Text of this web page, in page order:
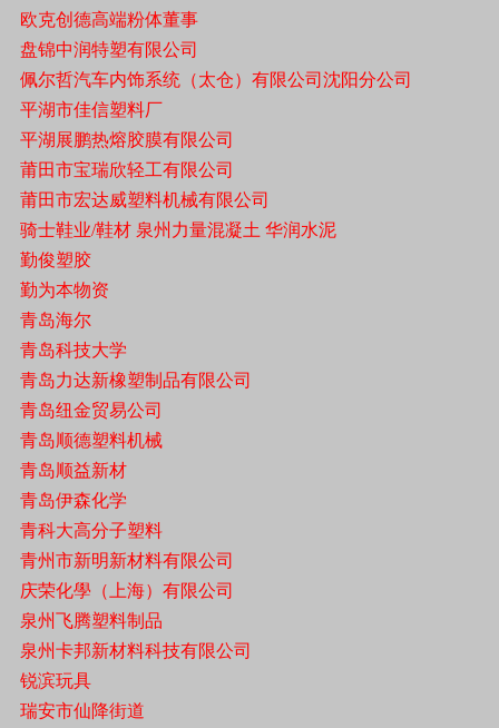
欧克创德高端粉体董事
盘锦中润特塑有限公司
佩尔哲汽车内饰系统（太仓）有限公司沈阳分公司
平湖市佳信塑料厂
平湖展鹏热熔胶膜有限公司
莆田市宝瑞欣轻工有限公司
莆田市宏达威塑料机械有限公司
骑士鞋业/鞋材 泉州力量混凝土 华润水泥
勤俊塑胶
勤为本物资
青岛海尔
青岛科技大学
青岛力达新橡塑制品有限公司
青岛纽金贸易公司
青岛顺德塑料机械
青岛顺益新材
青岛伊森化学
青科大高分子塑料
青州市新明新材料有限公司
庆荣化學（上海）有限公司
泉州飞腾塑料制品
泉州卡邦新材料科技有限公司
锐滨玩具
瑞安市仙降街道